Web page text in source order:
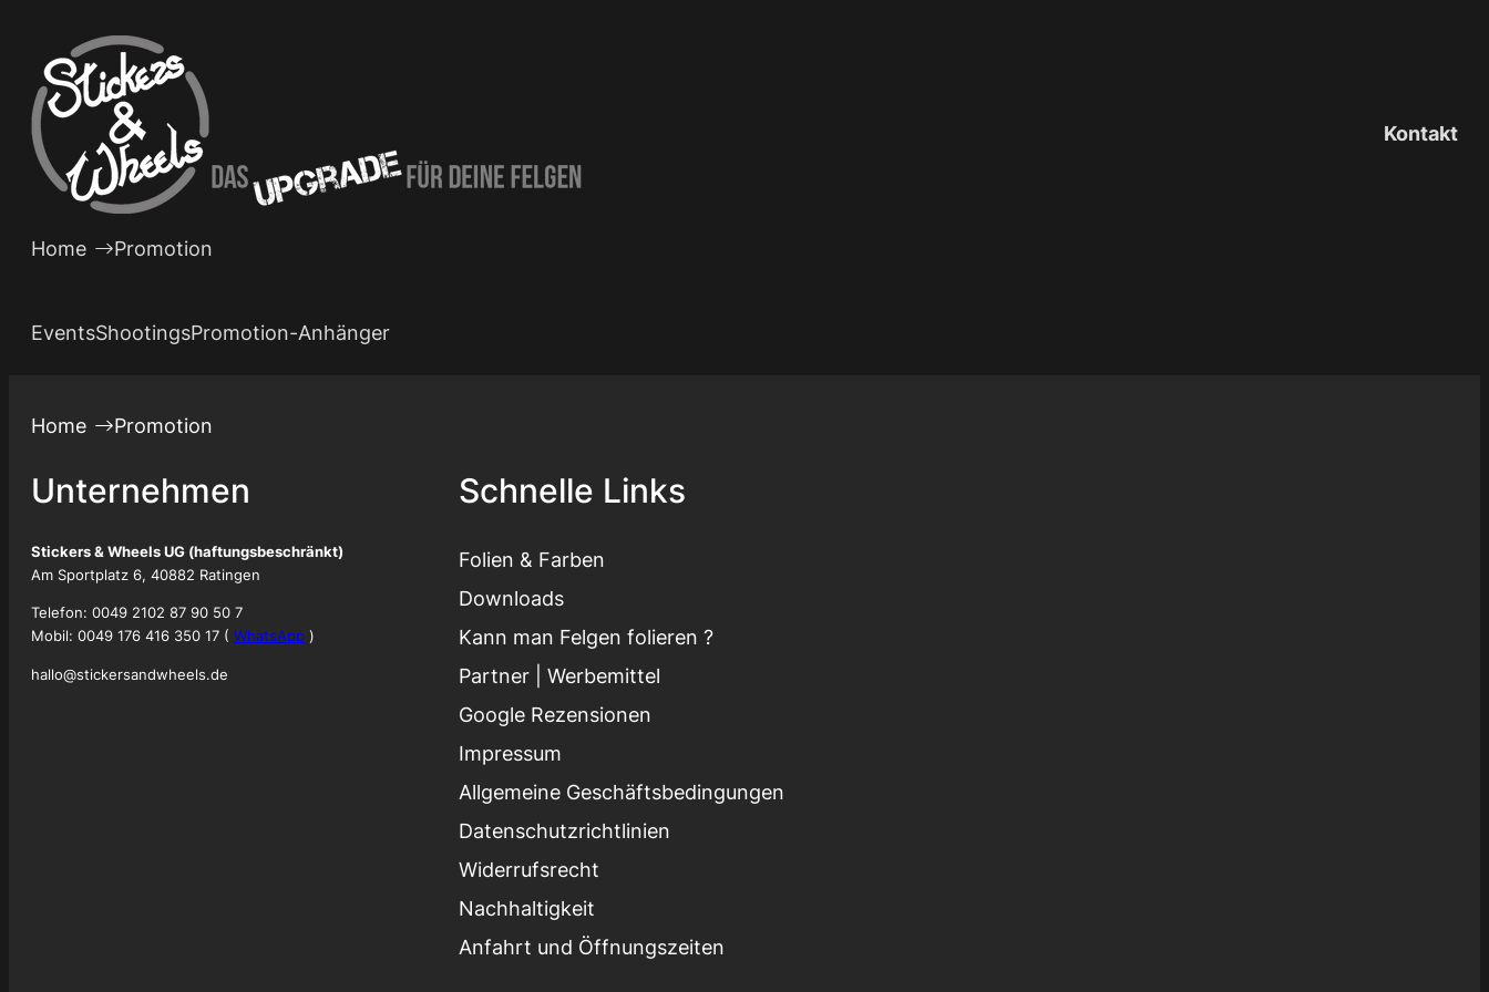
Inhalt
springen
Kontakt
Home Promotion
EventsShootingsPromotion-Anhänger
Home Promotion
Unternehmen
Stickers & Wheels UG (haftungsbeschränkt)
Am Sportplatz 6, 40882 Ratingen
Telefon: 0049 2102 87 90 50 7
Mobil: 0049 176 416 350 17 ( WhatsApp )
hallo@stickersandwheels.de
Schnelle Links
Folien & Farben
Downloads
Kann man Felgen folieren ?
Partner |Werbemittel
Google Rezensionen
Impressum
Allgemeine Geschäftsbedingungen
Datenschutzrichtlinien
Widerrufsrecht
Nachhaltigkeit
Anfahrt und Öffnungszeiten